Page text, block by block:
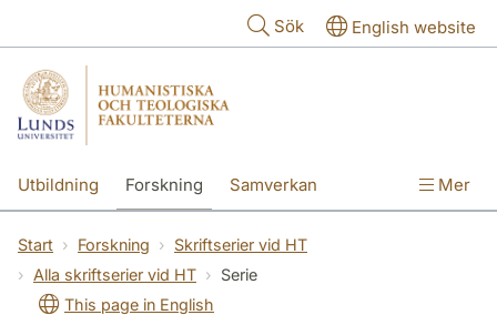
Sök English website
Utbildning Forskning Samverkan Mer
Start Forskning
Skriftserier vid HT
Alla skriftserier vid HT
Serie
This page in English